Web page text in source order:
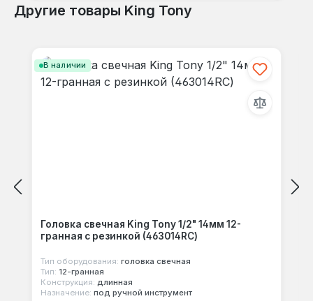
Другие товары King Tony
В наличии
Головка свечная King Tony 1/2" 14мм 12-
гранная с резинкой (463014RC)
Тип оборудования: головка свечная
Тип: 12-гранная
Конструкция: длинная
Назначение: под ручной инструмент